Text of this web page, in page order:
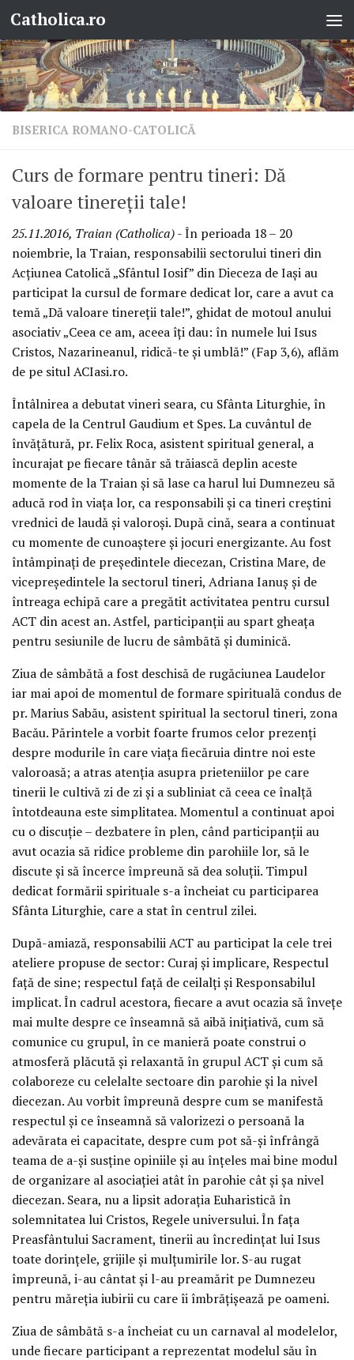
Skip to content
Catholica.ro
BISERICA ROMANO-CATOLICĂ
Curs de formare pentru tineri: Dă
valoare tinereții tale!
25.11.2016, Traian (Catholica)- În perioada 18 – 20
noiembrie, la Traian, responsabilii sectorului tineri din
Acțiunea Catolică „Sfântul Iosif” din Dieceza de Iași au
participat la cursul de formare dedicat lor, care a avut ca
temă „Dă valoare tinereții tale!”, ghidat de motoul anului
asociativ „Ceea ce am, aceea îți dau: în numele lui Isus
Cristos, Nazarineanul, ridică-te și umblă!” (Fap 3,6), aflăm
de pe situl ACIasi.ro.
Întâlnirea a debutat vineri seara, cu Sfânta Liturghie, în
capela de la Centrul Gaudium et Spes. La cuvântul de
învățătură, pr. Felix Roca, asistent spiritual general, a
încurajat pe fiecare tânăr să trăiască deplin aceste
momente de la Traian și să lase ca harul lui Dumnezeu să
aducă rod în viața lor, ca responsabili și ca tineri creștini
vrednici de laudă și valoroși. După cină, seara a continuat
cu momente de cunoaștere și jocuri energizante. Au fost
întâmpinați de președintele diecezan, Cristina Mare, de
vicepreședintele la sectorul tineri, Adriana Ianuș și de
întreaga echipă care a pregătit activitatea pentru cursul
ACT din acest an. Astfel, participanții au spart gheața
pentru sesiunile de lucru de sâmbătă și duminică.
Ziua de sâmbătă a fost deschisă de rugăciunea Laudelor
iar mai apoi de momentul de formare spirituală condus de
pr. Marius Sabău, asistent spiritual la sectorul tineri, zona
Bacău. Părintele a vorbit foarte frumos celor prezenți
despre modurile în care viața fiecăruia dintre noi este
valoroasă; a atras atenția asupra prieteniilor pe care
tinerii le cultivă zi de zi și a subliniat că ceea ce înalță
întotdeauna este simplitatea. Momentul a continuat apoi
cu o discuție – dezbatere în plen, când participanții au
avut ocazia să ridice probleme din parohiile lor, să le
discute și să încerce împreună să dea soluții. Timpul
dedicat formării spirituale s-a încheiat cu participarea
Sfânta Liturghie, care a stat în centrul zilei.
După-amiază, responsabilii ACT au participat la cele trei
ateliere propuse de sector: Curaj și implicare, Respectul
față de sine; respectul față de ceilalți și Responsabilul
implicat. În cadrul acestora, fiecare a avut ocazia să învețe
mai multe despre ce înseamnă să aibă inițiativă, cum să
comunice cu grupul, în ce manieră poate construi o
atmosferă plăcută și relaxantă în grupul ACT și cum să
colaboreze cu celelalte sectoare din parohie și la nivel
diecezan. Au vorbit împreună despre cum se manifestă
respectul și ce înseamnă să valorizezi o persoană la
adevărata ei capacitate, despre cum pot să-și înfrângă
teama de a-și susține opiniile și au înțeles mai bine modul
de organizare al asociației atât în parohie cât și șa nivel
diecezan. Seara, nu a lipsit adorația Euharistică în
solemnitatea lui Cristos, Regele universului. În fața
Preasfântului Sacrament, tinerii au încredințat lui Isus
toate dorințele, grijile și mulțumirile lor. S-au rugat
împreună, i-au cântat și l-au preamărit pe Dumnezeu
pentru măreția iubirii cu care îi îmbrățișează pe oameni.
Ziua de sâmbătă s-a încheiat cu un carnaval al modelelor,
unde fiecare participant a reprezentat modelul său în